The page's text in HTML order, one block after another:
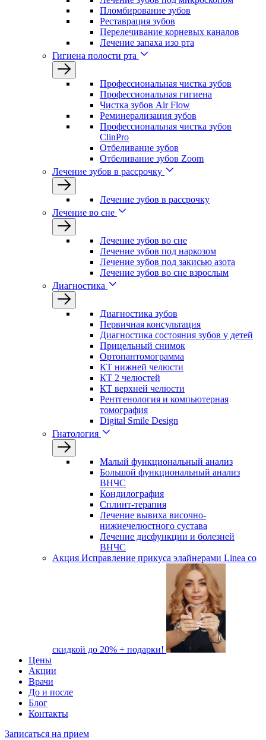
Пломбирование зубов
Реставрация зубов
Перелечивание корневых каналов
Лечение запаха изо рта
Гигиена полости рта
Профессиональная чистка зубов
Профессиональная гигиена
Чистка зубов Air Flow
Реминерализация зубов
Профессиональная чистка зубов
ClinPro
Отбеливание зубов
Отбеливание зубов Zoom
Лечение зубов в рассрочку
Лечение зубов в рассрочку
Лечение во сне
Лечение зубов во сне
Лечение зубов под наркозом
Лечение зубов под закисью азота
Лечение зубов во сне взрослым
Диагностика
Диагностика зубов
Первичная консультация
Диагностика состояния зубов у детей
Прицельный снимок
Ортопантомограмма
КТ нижней челюсти
КТ 2 челюстей
КТ верхней челюсти
Рентгенология и компьютерная
томография
Digital Smile Design
Гнатология
Малый функциональный анализ
Большой функциональный анализ
ВНЧС
Кондилография
Сплинт-терапия
Лечение вывиха височно-
нижнечелюстного сустава
Лечение дисфункции и болезней
ВНЧС
Акция Исправление прикуса элайнерами Linea со
скидкой до 20% + подарки!
Цены
Акции
Врачи
До и после
Блог
Контакты
Записаться на прием